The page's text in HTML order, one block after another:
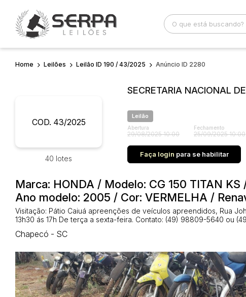
Busca por palavra-chave Categoria
Home Leilões Leilão ID 190 / 43/2025 Anúncio ID 2280
COD. 43/2025
40 lotes
SECRETARIA NACIONAL
Leilão
Abertura
29/08/2025 10:00
Fechamento
25/09/2025 10:00
Faça login para se habilitar
Marca: HONDA / Modelo: CG 150 TITAN
Ano modelo: 2005 / Cor: VERMELHA /
Visitação: Pátio Caiuá apreenções de veículos apreendidos, Rua
13h30 ás 17h De terça a sexta-feira. Contato: (49) 98809-5640 ou
Chapecó - SC